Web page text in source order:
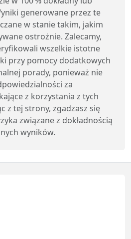
generowane przez te
w stanie takim, jakim
ostrożnie. Zalecamy,
wszelkie istotne
przy pomocy dodatkowych
porady, ponieważ nie
za
z korzystania z tych
z tej strony, zgadzasz się
związane z dokładnością
wyników.